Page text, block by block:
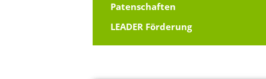
Patenschaften
LEADER Förderung